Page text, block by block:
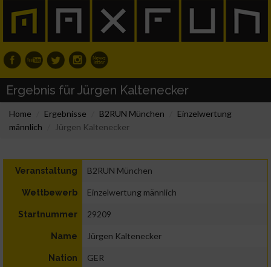
Ergebnis für Jürgen Kaltenecker
Home Ergebnisse B2RUN München
Einzelwertung
männlich
Jürgen Kaltenecker
Veranstaltung B2RUN München
Wettbewerb Einzelwertung männlich
Startnummer 29209
Name Jürgen Kaltenecker
Nation GER